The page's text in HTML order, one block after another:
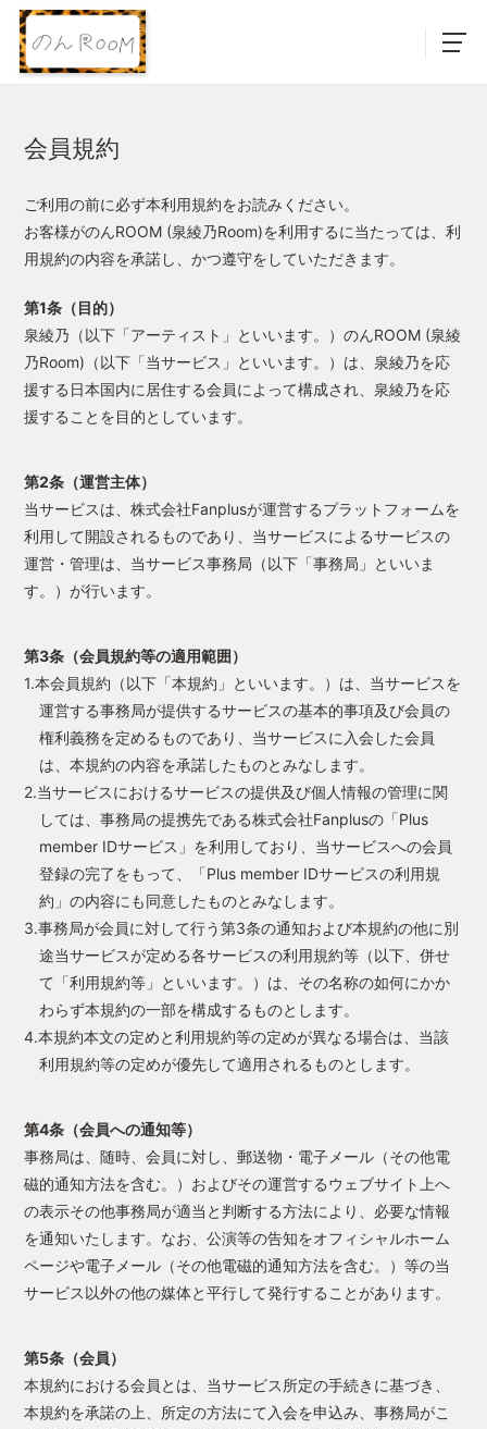
会員規約
ご利用の前に必ず本利用規約をお読みください。
お客様がのんROOM (泉綾乃Room)を利用するに当たっては、利
用規約の内容を承諾し、かつ遵守をしていただきます。
第1条（目的）
泉綾乃（以下「アーティスト」といいます。）のんROOM (泉綾
乃Room)（以下「当サービス」といいます。）は、泉綾乃を応
援する日本国内に居住する会員によって構成され、泉綾乃を応
援することを目的としています。
第2条（運営主体）
当サービスは、株式会社Fanplusが運営するプラットフォームを
利用して開設されるものであり、当サービスによるサービスの
運営・管理は、当サービス事務局（以下「事務局」といいま
す。）が行います。
第3条（会員規約等の適用範囲）
1.本会員規約（以下「本規約」といいます。）は、当サービスを
運営する事務局が提供するサービスの基本的事項及び会員の
権利義務を定めるものであり、当サービスに入会した会員
は、本規約の内容を承諾したものとみなします。
2.当サービスにおけるサービスの提供及び個人情報の管理に関
しては、事務局の提携先である株式会社Fanplusの「Plus
member IDサービス」を利用しており、当サービスへの会員
登録の完了をもって、「Plus member IDサービスの利用規
約」の内容にも同意したものとみなします。
3.事務局が会員に対して行う第3条の通知および本規約の他に別
途当サービスが定める各サービスの利用規約等（以下、併せ
て「利用規約等」といいます。）は、その名称の如何にかか
わらず本規約の一部を構成するものとします。
4.本規約本文の定めと利用規約等の定めが異なる場合は、当該
利用規約等の定めが優先して適用されるものとします。
第4条（会員への通知等）
事務局は、随時、会員に対し、郵送物・電子メール（その他電
磁的通知方法を含む。）およびその運営するウェブサイト上へ
の表示その他事務局が適当と判断する方法により、必要な情報
を通知いたします。なお、公演等の告知をオフィシャルホーム
ページや電子メール（その他電磁的通知方法を含む。）等の当
サービス以外の他の媒体と平行して発行することがあります。
第5条（会員）
本規約における会員とは、当サービス所定の手続きに基づき、
本規約を承諾の上、所定の方法にて入会を申込み、事務局がこ